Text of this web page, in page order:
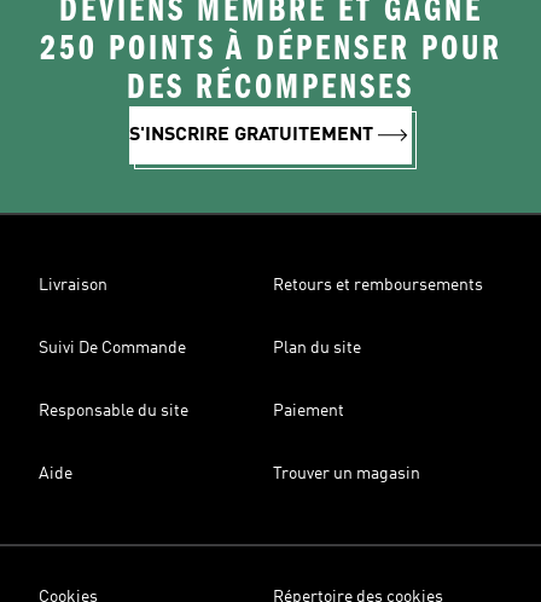
DEVIENS MEMBRE ET GAGNE
250 POINTS À DÉPENSER POUR
DES RÉCOMPENSES
S'INSCRIRE GRATUITEMENT
Livraison Retours et remboursements
Suivi De Commande Plan du site
Responsable du site Paiement
Aide Trouver un magasin
Cookies Répertoire des cookies